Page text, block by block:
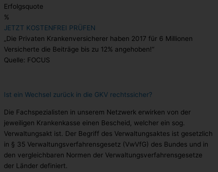
Erfolgsquote
%
JETZT KOSTENFREI PRÜFEN
„Die Privaten Krankenversicherer haben 2017 für 6 Millionen
Versicherte die Beiträge bis zu 12% angehoben!“
Quelle: FOCUS
Ist ein Wechsel zurück in die GKV rechtssicher?
Die Fachspezialisten in unserem Netzwerk erwirken von der
jeweiligen Krankenkasse einen Bescheid, welcher ein sog.
Verwaltungsakt ist. Der Begriff des Verwaltungsaktes ist gesetzlich
in § 35 Verwaltungsverfahrensgesetz (VwVfG) des Bundes und in
den vergleichbaren Normen der Verwaltungsverfahrensgesetze
der Länder definiert.